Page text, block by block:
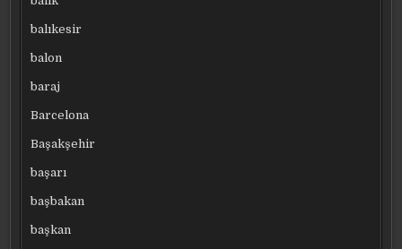
balıkesir
balon
baraj
Barcelona
Başakşehir
başarı
başbakan
başkan